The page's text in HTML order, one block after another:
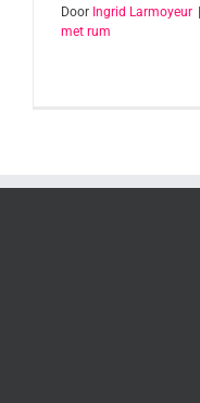
Door Ingrid Larmoyeur |
met rum